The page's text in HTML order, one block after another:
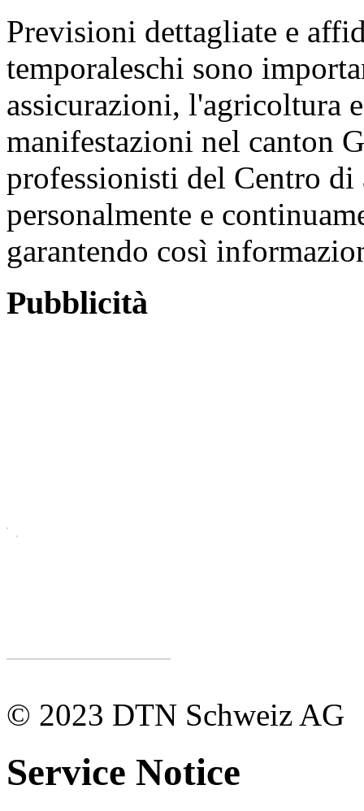
Previsioni dettagliate e
temporaleschi sono
assicurazioni, l'agricoltura
manifestazioni nel canton
professionisti del Centro di
personalmente e
garantendo così
Pubblicità
© 2023 DTN Schweiz AG
Service Notice